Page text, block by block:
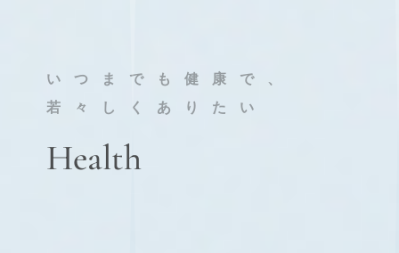
いつまでも健康で、
若々しくありたい
Health